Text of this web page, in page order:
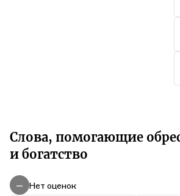
Слова, помогающие
и богатство
— Нет оценок